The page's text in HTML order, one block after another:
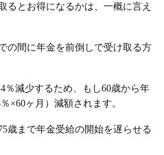
るとお得になるかは、一概に言え
の間に年金を前倒しで受け取る方
％減少するため、もし60歳から年
×60ヶ月）減額されます。
歳まで年金受給の開始を遅らせる